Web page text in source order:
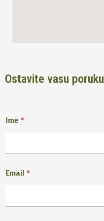
Ostavite vasu poruku
Ime *
Email *